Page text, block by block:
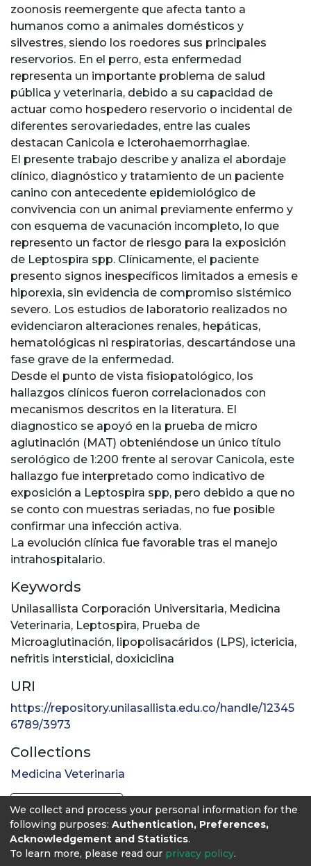
zoonosis reemergente que afecta tanto a
humanos como a animales domésticos y
silvestres, siendo los roedores sus principales
reservorios. En el perro, esta enfermedad
representa un importante problema de salud
pública y veterinaria, debido a su capacidad de
actuar como hospedero reservorio o incidental de
diferentes serovariedades, entre las cuales
destacan Canicola e Icterohaemorrhagiae.
El presente trabajo describe y analiza el abordaje
clínico, diagnóstico y tratamiento de un paciente
canino con antecedente epidemiológico de
convivencia con un animal previamente enfermo y
con esquema de vacunación incompleto, lo que
represento un factor de riesgo para la exposición
de Leptospira spp. Clínicamente, el paciente
presento signos inespecíficos limitados a emesis e
hiporexia, sin evidencia de compromiso sistémico
severo. Los estudios de laboratorio realizados no
evidenciaron alteraciones renales, hepáticas,
hematológicas ni respiratorias, descartándose una
fase grave de la enfermedad.
Desde el punto de vista fisiopatológico, los
hallazgos clínicos fueron correlacionados con
mecanismos descritos en la literatura. El
diagnostico se apoyó en la prueba de micro
aglutinación (MAT) obteniéndose un único título
serológico de 1:200 frente al serovar Canicola, este
hallazgo fue interpretado como indicativo de
exposición a Leptospira spp, pero debido a que no
se conto con muestras seriadas, no fue posible
confirmar una infección activa.
La evolución clínica fue favorable tras el manejo
intrahospitalario.
Keywords
Unilasallista Corporación Universitaria, Medicina
Veterinaria, Leptospira, Prueba de
Microaglutinación, lipopolisacáridos (LPS), ictericia,
nefritis intersticial, doxiciclina
URI
https://repository.unilasallista.edu.co/handle/12345
6789/3973
Collections
Medicina Veterinaria
Full item page
We collect and process your personal information for the
following purposes: Authentication, Preferences,
Acknowledgement and Statistics.
To learn more, please read our privacy policy.